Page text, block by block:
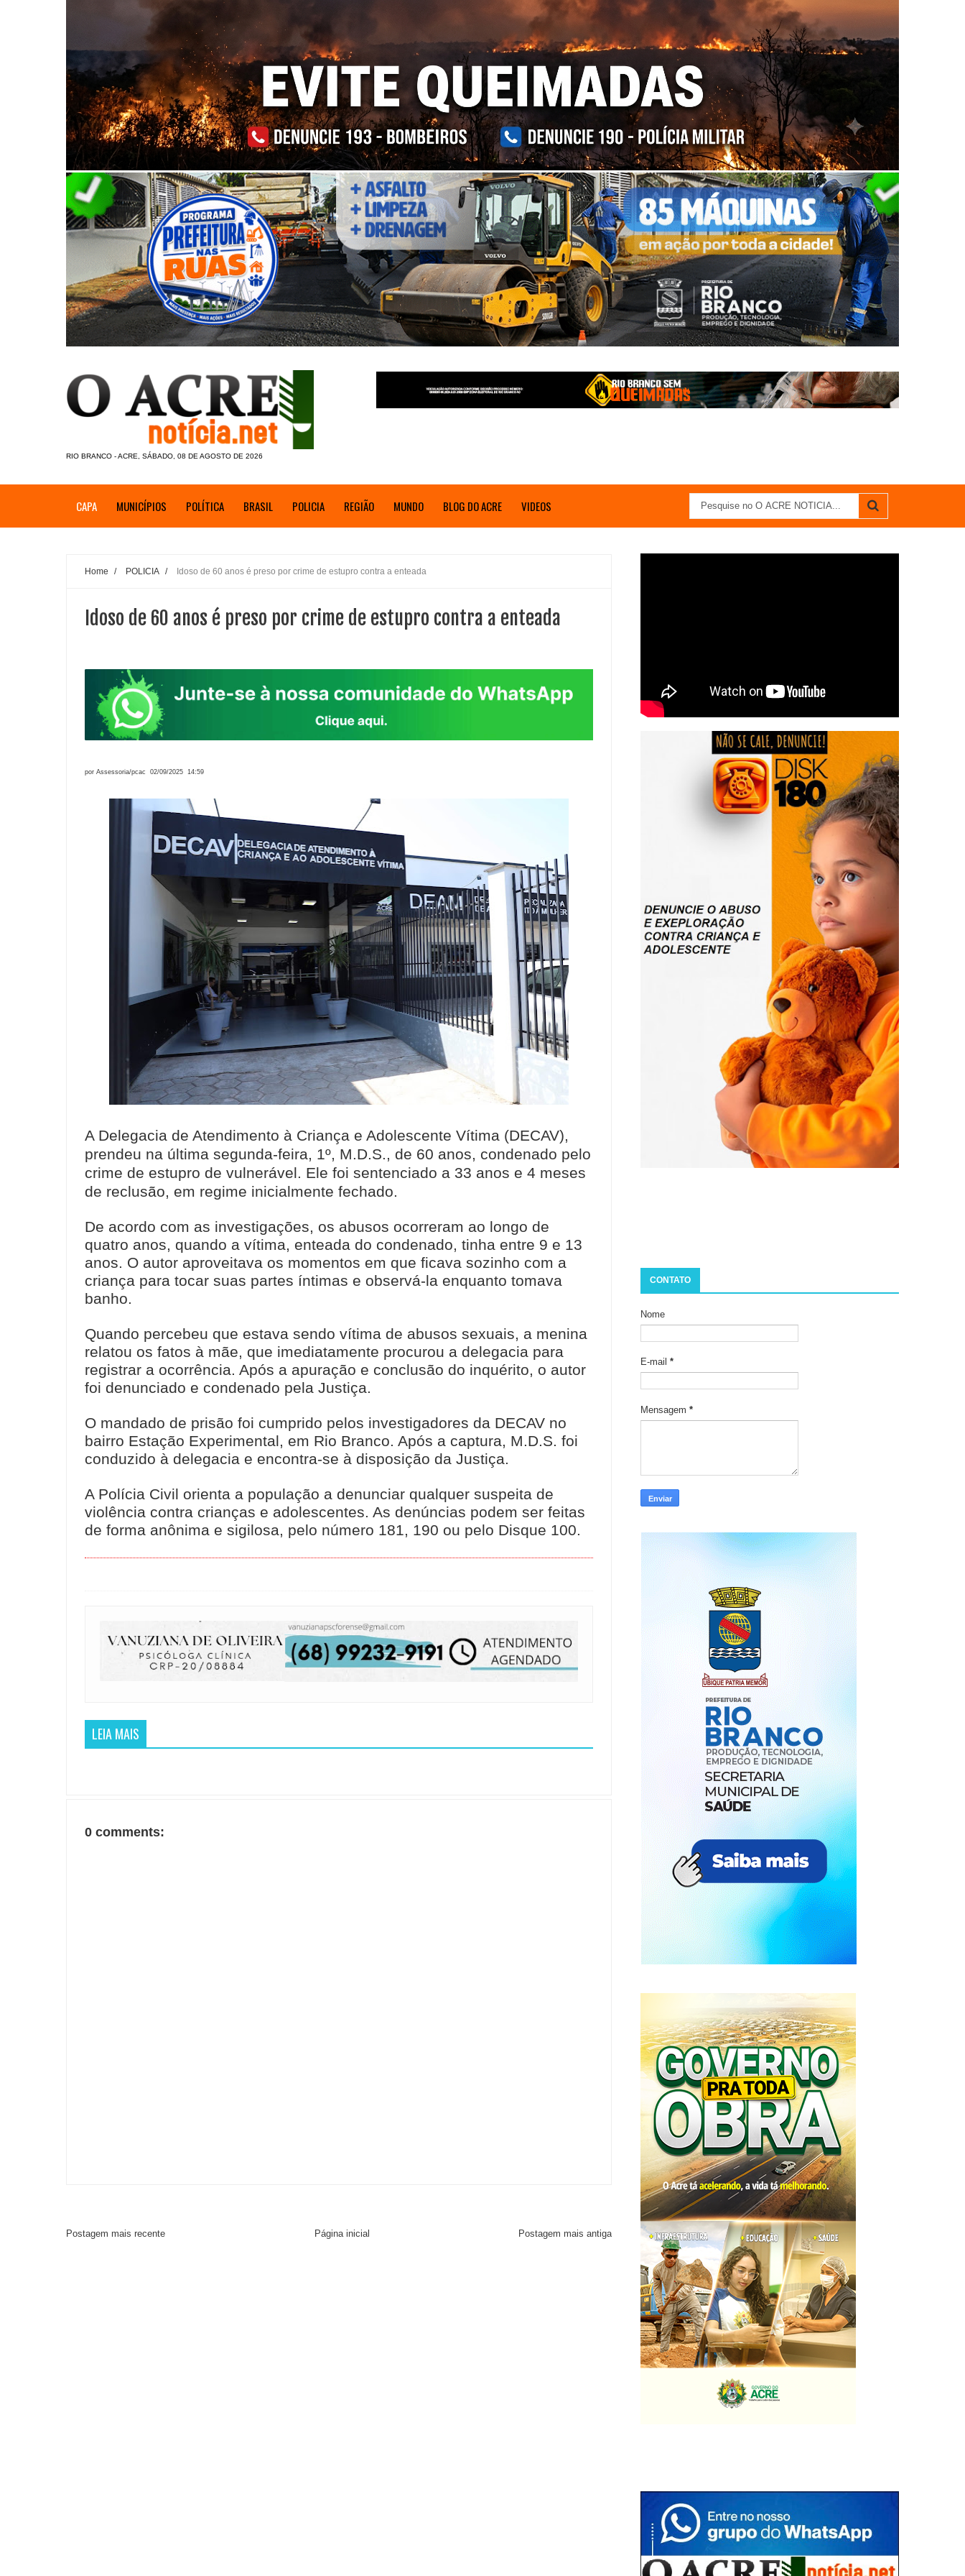
RIO BRANCO - ACRE, SÁBADO, 08 DE AGOSTO DE 2026
CAPA MUNICÍPIOS POLÍTICA BRASIL POLICIA REGIÃO MUNDO BLOG DO ACRE VIDEOS
Home / POLICIA / Idoso de 60 anos é preso por crime de estupro contra a enteada
Idoso de 60 anos é preso por crime de estupro contra a enteada
por Assessoria/pcac 02/09/2025 14:59
A Delegacia de Atendimento à Criança e Adolescente Vítima (DECAV),
prendeu na última segunda-feira, 1º, M.D.S., de 60 anos, condenado pelo
crime de estupro de vulnerável. Ele foi sentenciado a 33 anos e 4 meses
de reclusão, em regime inicialmente fechado.
De acordo com as investigações, os abusos ocorreram ao longo de
quatro anos, quando a vítima, enteada do condenado, tinha entre 9 e 13
anos. O autor aproveitava os momentos em que ficava sozinho com a
criança para tocar suas partes íntimas e observá-la enquanto tomava
banho.
Quando percebeu que estava sendo vítima de abusos sexuais, a menina
relatou os fatos à mãe, que imediatamente procurou a delegacia para
registrar a ocorrência. Após a apuração e conclusão do inquérito, o autor
foi denunciado e condenado pela Justiça.
O mandado de prisão foi cumprido pelos investigadores da DECAV no
bairro Estação Experimental, em Rio Branco. Após a captura, M.D.S. foi
conduzido à delegacia e encontra-se à disposição da Justiça.
A Polícia Civil orienta a população a denunciar qualquer suspeita de
violência contra crianças e adolescentes. As denúncias podem ser feitas
de forma anônima e sigilosa, pelo número 181, 190 ou pelo Disque 100.
LEIA MAIS
0 comments:
Postagem mais recente Postagem mais antiga
Página inicial
CONTATO
Nome
E-mail *
Mensagem *